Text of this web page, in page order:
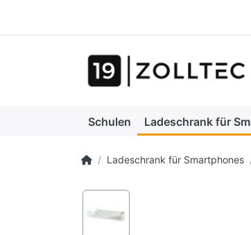
Schulen Ladeschrank für
Startseite
Ladeschrank für Smartphones